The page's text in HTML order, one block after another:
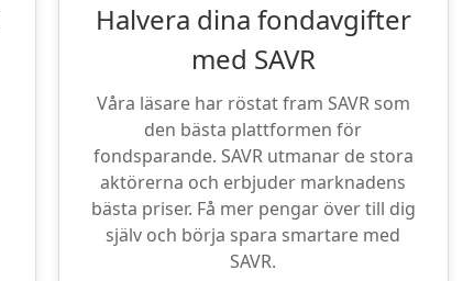
Halvera dina fondavgifter
med SAVR
Våra läsare har röstat fram SAVR som
den bästa plattformen för
fondsparande. SAVR utmanar de stora
aktörerna och erbjuder marknadens
bästa priser. Få mer pengar över till dig
själv och börja spara smartare med
SAVR.